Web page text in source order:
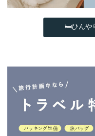
🛏ひんや